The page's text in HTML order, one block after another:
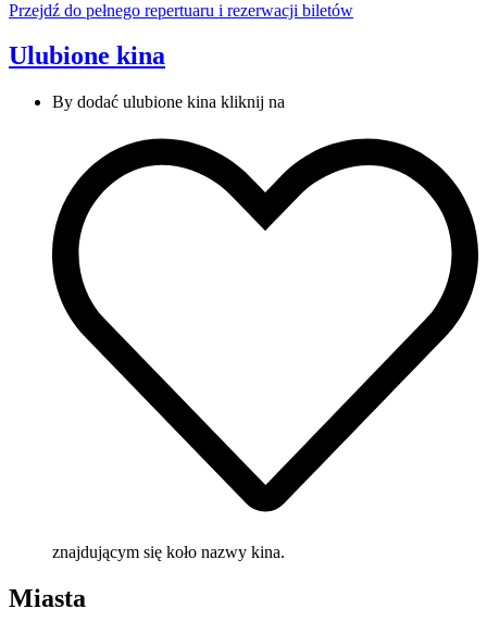
Przejdź do pełnego repertuaru i rezerwacji biletów
Ulubione kina
By dodać ulubione kina kliknij na
znajdującym się koło nazwy kina.
Miasta